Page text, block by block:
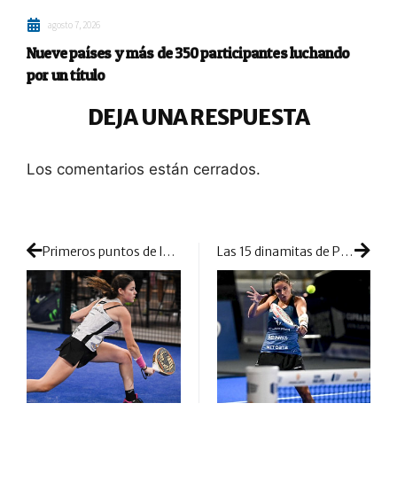
agosto 7, 2026
Nueve países y más de 350 participantes luchando
por un título
DEJA UNA RESPUESTA
Los comentarios están cerrados.
Primeros puntos de las chicas en Amsterdam y primeras eliminaciones que se saltan el guion Las 15 dinamitas de Paula Josemaría